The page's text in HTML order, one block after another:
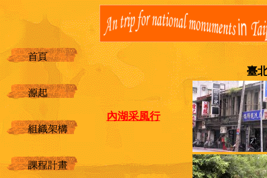
臺
內湖采風行